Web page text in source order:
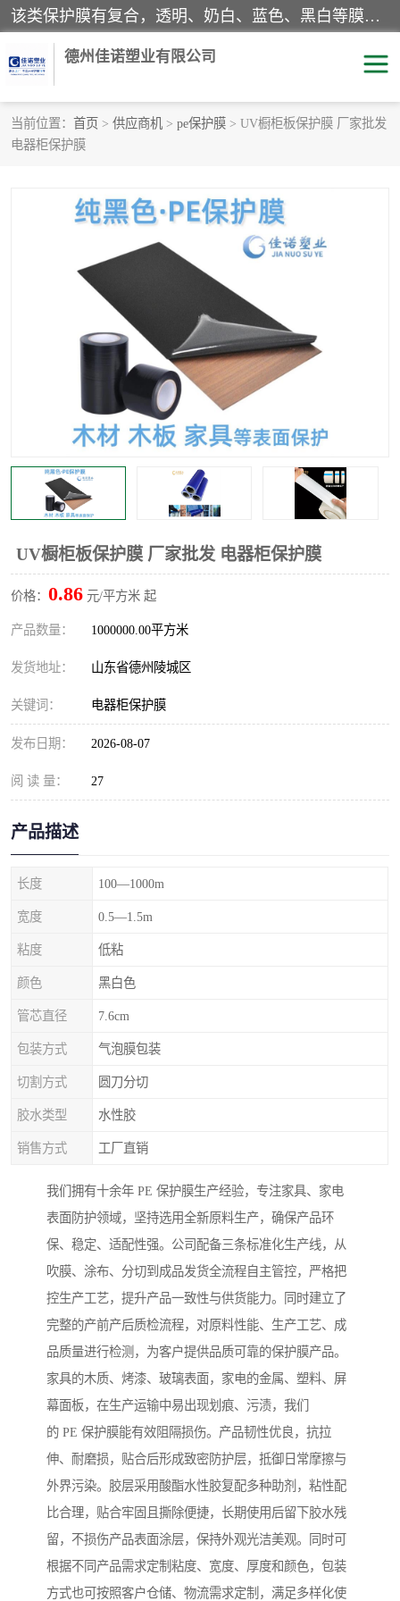
该类保护膜有复合，透明、奶白、蓝色、黑白等膜型。特高粘，高粘，中高粘，中粘，中低粘，低粘等。对于不同的粘力要求有相应的产品相适配。无胶渍残留污染。在较宽的收卷幅度下平整无皱纹，收卷长度大，利于机械化及自动化施工粘贴。为您的产品提供的表面保护解决方案。 产品广泛适用于：铝材、不锈钢、金属、塑料、电子、家电、家具、玻璃、化工材料、装饰材料等。
德州佳诺塑业有限公司
当前位置： 首页 > 供应商机 > pe保护膜 > UV橱柜板保护膜 厂家批发
电器柜保护膜
UV橱柜板保护膜 厂家批发 电器柜保护膜
价格： 0.86 元/平方米 起
产品数量： 1000000.00平方米
发货地址： 山东省德州陵城区
关键词： 电器柜保护膜
发布日期： 2026-08-07
阅 读 量： 27
产品描述
长度 100—1000m
宽度 0.5—1.5m
粘度 低粘
颜色 黑白色
管芯直径 7.6cm
包装方式 气泡膜包装
切割方式 圆刀分切
胶水类型 水性胶
销售方式 工厂直销
我们拥有十余年 PE 保护膜生产经验，专注家具、家电
表面防护领域，坚持选用全新原料生产，确保产品环
保、稳定、适配性强。公司配备三条标准化生产线，从
吹膜、涂布、分切到成品发货全流程自主管控，严格把
控生产工艺，提升产品一致性与供货能力。同时建立了
完整的产前产后质检流程，对原料性能、生产工艺、成
品质量进行检测，为客户提供品质可靠的保护膜产品。
家具的木质、烤漆、玻璃表面，家电的金属、塑料、屏
幕面板，在生产运输中易出现划痕、污渍，我们
的 PE 保护膜能有效阻隔损伤。产品韧性优良，抗拉
伸、耐磨损，贴合后形成致密防护层，抵御日常摩擦与
外界污染。胶层采用酸酯水性胶复配多种助剂，粘性配
比合理，贴合牢固且撕除便捷，长期使用后留下胶水残
留，不损伤产品表面涂层，保持外观光洁美观。同时可
根据不同产品需求定制粘度、宽度、厚度和颜色，包装
方式也可按照客户仓储、物流需求定制，满足多样化使
pe保护膜
地毯保护膜 家具保护膜
透明保护膜
黑白保护膜 乳白保护膜
明蓝保护膜 纯黑保护膜
印字保护膜 彩钢板保护膜
不绣钢板保护膜
不锈钢板保护膜 一次性隔离膜